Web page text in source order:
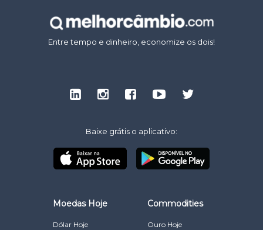
Entre tempo e dinheiro, economize os dois!
Baixe grátis o aplicativo:
Moedas Hoje
Dólar Hoje
Commodities
Ouro Hoje